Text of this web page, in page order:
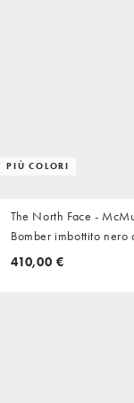
PIÙ COLORI
The North Face -
Bomber imbottito nero
cappuccio in pelliccia
410,00 €